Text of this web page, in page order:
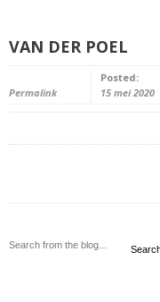
VAN DER POEL
Permalink
Posted:
15 mei 2020
Search